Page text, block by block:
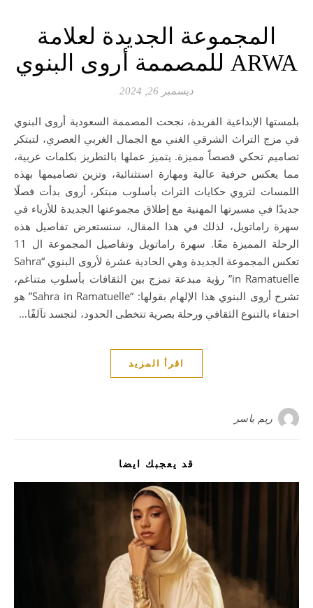
المجموعة الجديدة لعلامة
ARWA للمصممة أروى البنوي
ديسمبر 26, 2024
بلمستها الإبداعية الفريدة، نجحت المصممة السعودية أروى البنوي
في مزج التراث الشرقي الغني مع الجمال الغربي العصري، لتبتكر
تصاميم تحكي قصصاً مميزة. يتميز عملها بالتطريز بكلمات عربية،
مما يعكس حرفية عالية ومهارة استثنائية، وتزين تصاميمها بهذه
اللمسات لتروي حكايات التراث بأسلوب مبتكر، أروى بدأت فصلًا
جديدًا في مسيرتها المهنية مع إطلاق مجموعتها الجديدة للأزياء في
سهرة راماتويل، لذلك في هذا المقال، سنستعرض تفاصيل هذه
الرحلة المميزة معًا. سهرة راماتويل وتفاصيل المجموعة ال 11
تعكس المجموعة الجديدة وهي الحادية عشرة لأروى البنوي “Sahra
in Ramatuelle” رؤية مبدعة تمزج بين الثقافات بأسلوب متناغم،
تشرح أروى البنوي هذا الإلهام بقولها: “Sahra in Ramatuelle” هو
احتفاء بالتنوع الثقافي ورحلة بصرية تتخطى الحدود، لتجسد تآلفًا…
اقرأ المزيد
ريم ياسر
قد يعجبك ايضا